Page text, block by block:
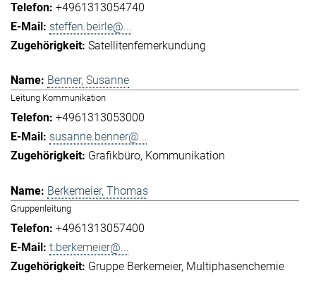
+4961313054740
steffen.beirle@...
Satellitenfernerkundung
Benner, Susanne
Leitung Kommunikation
+4961313053000
susanne.benner@...
Grafikbüro Kommunikation
Berkemeier, Thomas
Gruppenleitung
+4961313057400
t.berkemeier@...
Gruppe Berkemeier Multiphasenchemie